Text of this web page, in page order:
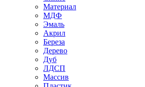
Материал
МДФ
Эмаль
Акрил
Береза
Дерево
Дуб
ЛДСП
Массив